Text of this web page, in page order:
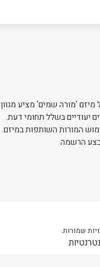
'מורה שמים' מציע מגוון
יעודיים בשלל תחומי דעת.
המורות השותפות במיזם.
הרשמה
שמורות.